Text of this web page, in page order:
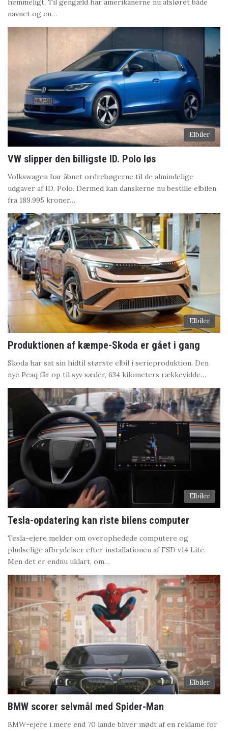
hemmeligt. Til gengæld har amerikanerne nu afsløret både
navnet og en…
Elbiler
VW slipper den billigste ID. Polo løs
Volkswagen har åbnet ordrebøgerne til de almindelige
udgaver af ID. Polo. Dermed kan danskerne nu bestille elbilen
fra 189.995 kroner…
Elbiler
Produktionen af kæmpe-Skoda er gået i gang
Skoda har sat sin hidtil største elbil i serieproduktion. Den
nye Peaq får op til syv sæder, 634 kilometers rækkevidde…
Elbiler
Tesla-opdatering kan riste bilens computer
Tesla-ejere melder om overophedede computere og
pludselige afbrydelser efter installationen af FSD v14 Lite.
Men det er endnu uklart, om…
Elbiler
BMW scorer selvmål med Spider-Man
BMW-ejere i mere end 70 lande bliver mødt af en reklame for